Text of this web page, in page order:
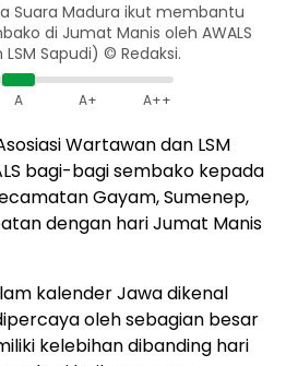
Suara Madura ikut membantu
di Jumat Manis oleh AWALS
Sapudi) © Redaksi.
A A+ A++
Wartawan dan LSM
bagi-bagi sembako kepada
Gayam, Sumenep,
dengan hari Jumat Manis
kalender Jawa dikenal
oleh sebagian besar
kelebihan dibanding hari